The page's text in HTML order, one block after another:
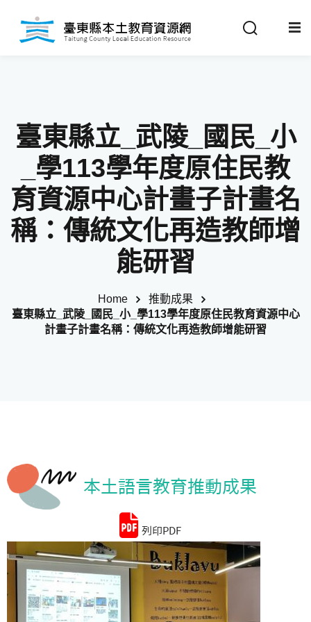
新消息
策法規
動成果
開課情形
臺東縣立_武陵_國民_小
_學113學年度原住民教
育資源中心計畫子計畫名
稱：傳統文化再造教師增
能研習
Home
推動成果
臺東縣立_武陵_國民_小_學113學年度原住民教育資源中心
計畫子計畫名稱：傳統文化再造教師增能研習
本土語言教育推動成果
列印PDF
Sign in Sign up
Remember me Lost your password?